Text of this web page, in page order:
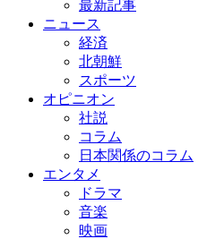
最新記事
ニュース
経済
北朝鮮
スポーツ
オピニオン
社説
コラム
日本関係のコラム
エンタメ
ドラマ
音楽
映画